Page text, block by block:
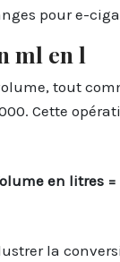
pour e-
ml en l
tout
Cette
en litres
la